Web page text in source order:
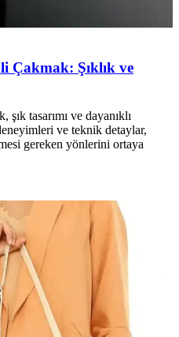
Çakmak: Şıklık ve
tasarımı ve dayanıklı
ve teknik detaylar,
gereken yönlerini ortaya